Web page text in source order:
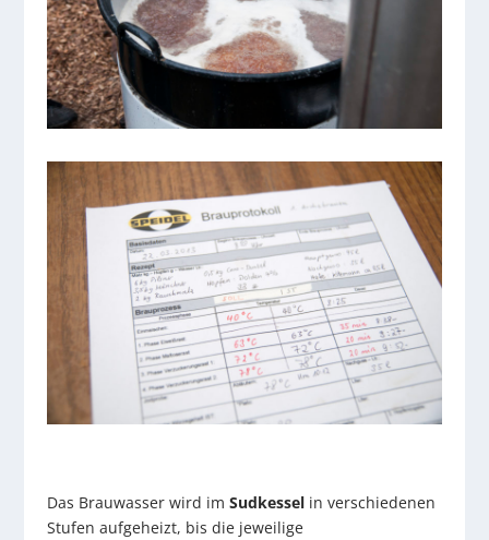
Das Brauwasser wird im Sudkesselin verschiedenen
Stufen aufgeheizt, bis die jeweilige